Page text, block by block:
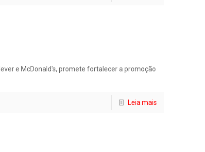
e McDonald's, promete fortalecer a promoção
Leia mais